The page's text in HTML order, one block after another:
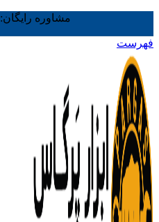
مشاوره رایگان:
فهرست